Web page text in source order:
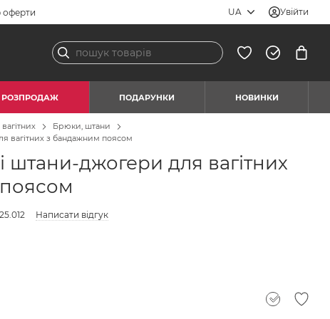
оферти UA Увійти
РОЗПРОДАЖ ПОДАРУНКИ НОВИНКИ
Брюки, штани
вагітних з бандажним поясом
штани-джогери для вагітних
Написати відгук